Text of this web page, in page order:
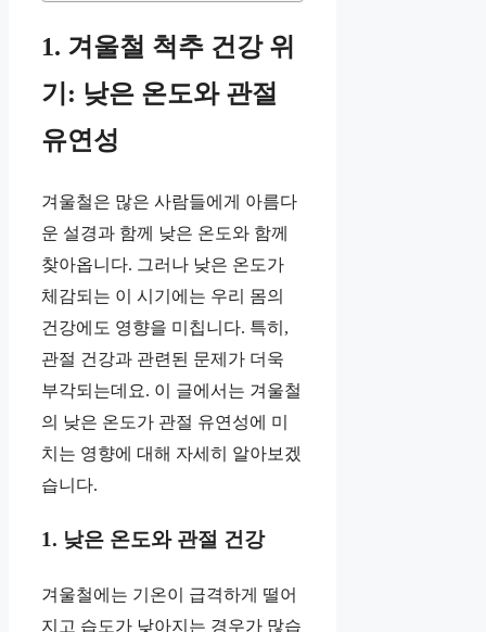
1. 겨울철 척추 건강 위
기: 낮은 온도와 관절
유연성
겨울철은 많은 사람들에게 아름다
운 설경과 함께 낮은 온도와 함께
찾아옵니다. 그러나 낮은 온도가
체감되는 이 시기에는 우리 몸의
건강에도 영향을 미칩니다. 특히,
관절 건강과 관련된 문제가 더욱
부각되는데요. 이 글에서는 겨울철
의 낮은 온도가 관절 유연성에 미
치는 영향에 대해 자세히 알아보겠
습니다.
1. 낮은 온도와 관절 건강
겨울철에는 기온이 급격하게 떨어
지고 습도가 낮아지는 경우가 많습